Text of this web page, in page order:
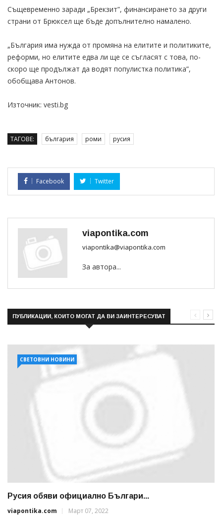
Същевременно заради „Брекзит”, финансирането за други
страни от Брюксел ще бъде допълнително намалено.
„България има нужда от промяна на елитите и политиките,
реформи, но елитите едва ли ще се съгласят с това, по-
скоро ще продължат да водят популистка политика”,
обобщава Антонов.
Източник: vesti.bg
ТАГОВЕ: българия роми русия
Facebook Twitter
viapontika.com
viapontika@viapontika.com
За автора...
ПУБЛИКАЦИИ, КОИТО МОГАТ ДА ВИ ЗАИНТЕРЕСУВАТ
СВЕТОВНИ НОВИНИ
Русия обяви официално Българи...
viapontika.com
Март 07, 2022